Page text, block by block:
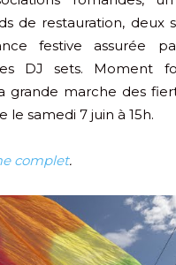
de restauration, deux
festive assurée
DJ sets. Moment
grande marche des
le samedi 7 juin à 15h.
complet.